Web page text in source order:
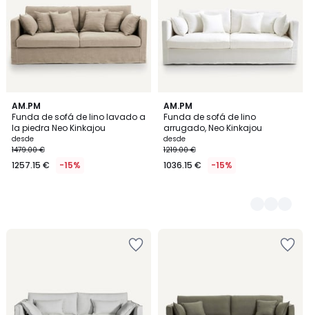
AM.PM
Funda de sofá de lino lavado a
la piedra Neo Kinkajou
desde
1479.00 €
1257.15 € -15%
AM.PM
Funda de sofá de lino
arrugado, Neo Kinkajou
desde
1219.00 €
1036.15 € -15%
2
Colores